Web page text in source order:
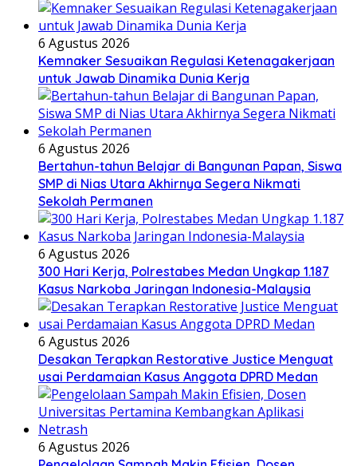
6 Agustus 2026
Kemnaker Sesuaikan Regulasi Ketenagakerjaan
untuk Jawab Dinamika Dunia Kerja
6 Agustus 2026
Bertahun-tahun Belajar di Bangunan Papan, Siswa
SMP di Nias Utara Akhirnya Segera Nikmati
Sekolah Permanen
6 Agustus 2026
300 Hari Kerja, Polrestabes Medan Ungkap 1.187
Kasus Narkoba Jaringan Indonesia-Malaysia
6 Agustus 2026
Desakan Terapkan Restorative Justice Menguat
usai Perdamaian Kasus Anggota DPRD Medan
6 Agustus 2026